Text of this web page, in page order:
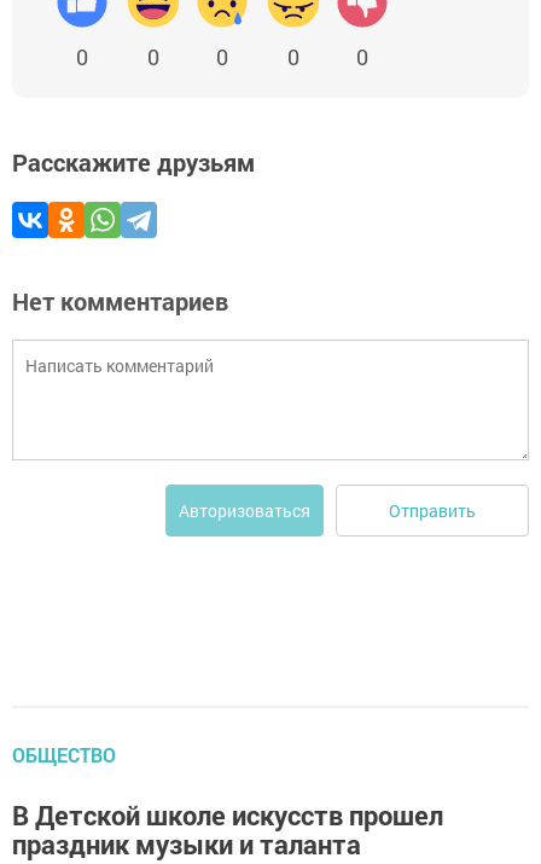
0 0 0 0 0
Расскажите друзьям
Нет комментариев
Авторизоваться Отправить
ОБЩЕСТВО
В Детской школе искусств прошел
праздник музыки и таланта